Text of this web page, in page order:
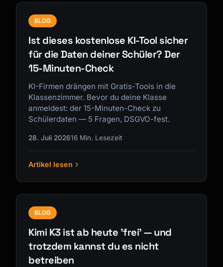
BLOG
Ist dieses kostenlose KI-Tool sicher
für die Daten deiner Schüler? Der
15-Minuten-Check
KI-Firmen drängen mit Gratis-Tools in die
Klassenzimmer. Bevor du deine Klasse
anmeldest: der 15-Minuten-Check zu
Schülerdaten — 5 Fragen, DSGVO-fest.
28. Juli 202616 Min. Lesezeit
Artikel lesen
BLOG
Kimi K3 ist ab heute 'frei' — und
trotzdem kannst du es nicht
betreiben